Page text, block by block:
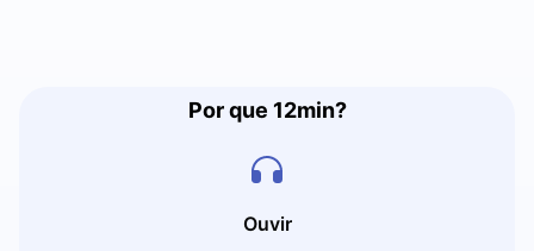
Por que 12min?
Ouvir